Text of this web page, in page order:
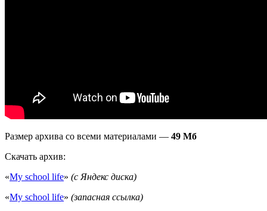
Размер архива со всеми материалами — 49 Мб
Скачать архив:
«My school life» (с Яндекс диска)
«My school life» (запасная ссылка)